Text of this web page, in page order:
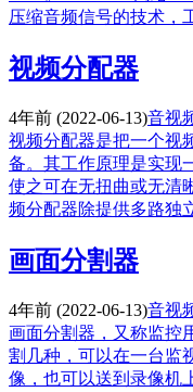
压缩音频信号的技术，
视频分配器
4年前 (2022-06-13)音视
视频分配器是把一个视
备。其工作原理是实现
使之可在无扭曲或无清
频分配器除提供多路独
画面分割器
4年前 (2022-06-13)音视
画面分割器，又称监控
割几种，可以在一台监
像，也可以送到录像机